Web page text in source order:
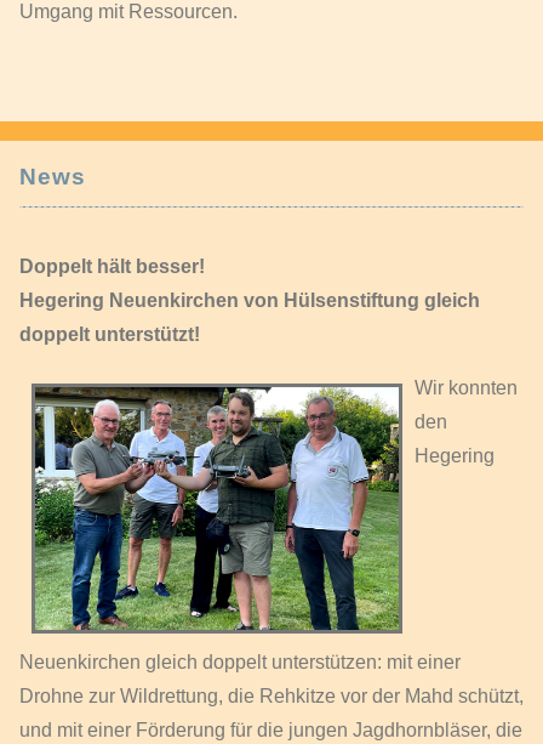
Umgang mit Ressourcen.
News
Doppelt hält besser!
Hegering Neuenkirchen von Hülsenstiftung gleich
doppelt unterstützt!
Wir konnten
den
Hegering
Neuenkirchen gleich doppelt unterstützen: mit einer
Drohne zur Wildrettung, die Rehkitze vor der Mahd schützt,
und mit einer Förderung für die jungen Jagdhornbläser, die